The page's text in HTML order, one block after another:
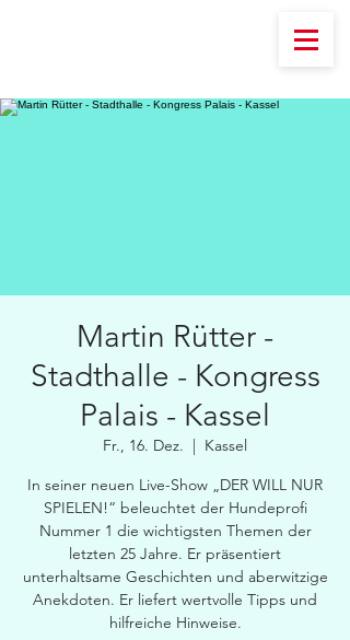
Martin Rütter -
Stadthalle - Kongress
Palais - Kassel
Fr., 16. Dez.
  |
Kassel
In seiner neuen Live-Show „DER WILL NUR
SPIELEN!“ beleuchtet der Hundeprofi
Nummer 1 die wichtigsten Themen der
letzten 25 Jahre. Er präsentiert
unterhaltsame Geschichten und aberwitzige
Anekdoten. Er liefert wertvolle Tipps und
hilfreiche Hinweise.